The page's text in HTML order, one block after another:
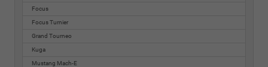
Focus
Focus Turnier
Grand Tourneo
Kuga
Mustang Mach-E